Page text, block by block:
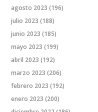
agosto 2023 (196)
julio 2023 (188)
junio 2023 (185)
mayo 2023 (199)
abril 2023 (192)
marzo 2023 (206)
febrero 2023 (192)
enero 2023 (200)